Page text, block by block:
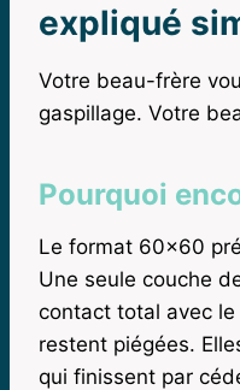
expliqué
Votre beau-frère
gaspillage. Votre
Pourquoi
Le format 60×60
Une seule couche
contact total avec le
restent piégées.
qui finissent par